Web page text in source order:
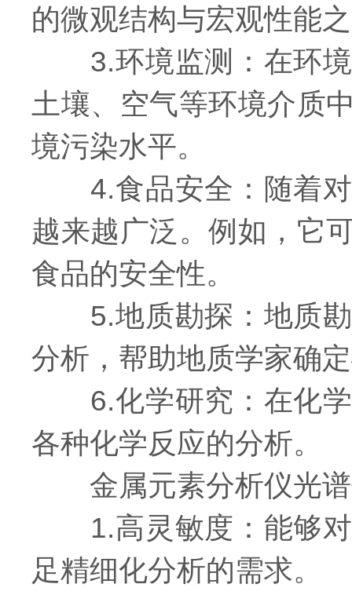
的微观结构与宏观性能
3.环境监测：在环境
土壤、空气等环境介质
境污染水平。
4.食品安全：随着对
越来越广泛。例如，它
食品的安全性。
5.地质勘探：地质勘
分析，帮助地质学家确
6.化学研究：在化学
各种化学反应的分析。
金属元素分析仪光谱
1.高灵敏度：能够对
足精细化分析的需求。